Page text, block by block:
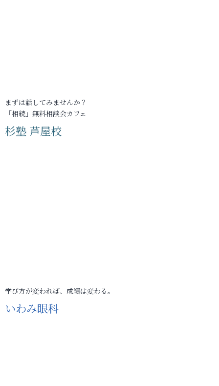
まずは話してみませんか？
「相続」無料相談会カフェ
杉塾 芦屋校
学び方が変われば、成績は変わる。
いわみ眼科